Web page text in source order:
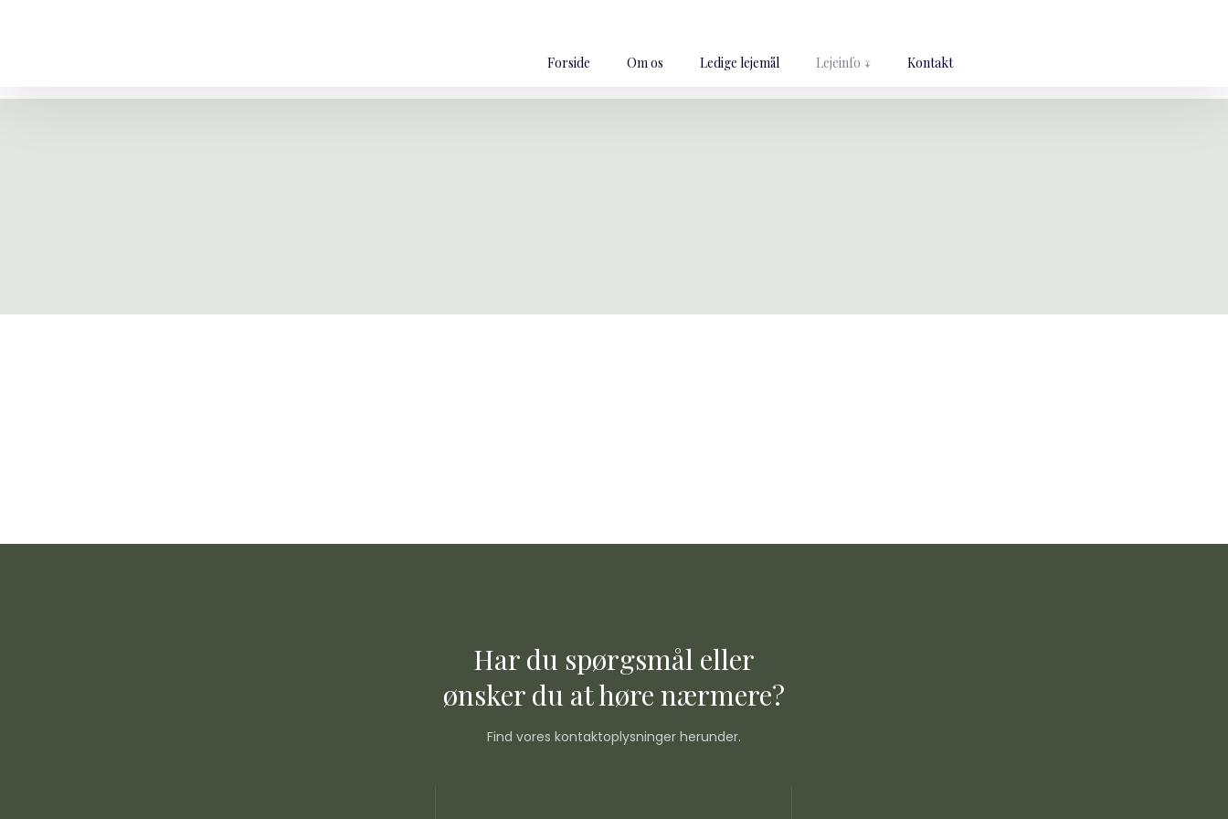
Forside Om os Ledige lejemål Lejeinfo ↓ Kontakt
Har du spørgsmål eller
​ønsker du at høre nærmere?
Find vores kontaktoplysninger herunder.